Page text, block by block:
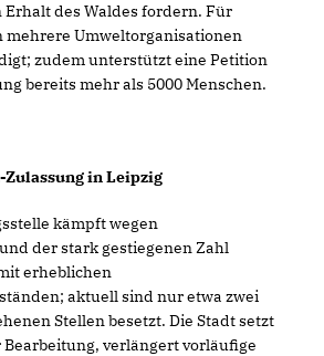
des Waldes fordern. Für
mehrere Umweltorganisationen
zudem unterstützt eine Petition
bereits mehr als 5000 Menschen.
in Leipzig
kämpft wegen
der stark gestiegenen Zahl
erheblichen
aktuell sind nur etwa zwei
Stellen besetzt. Die Stadt setzt
verlängert vorläufige